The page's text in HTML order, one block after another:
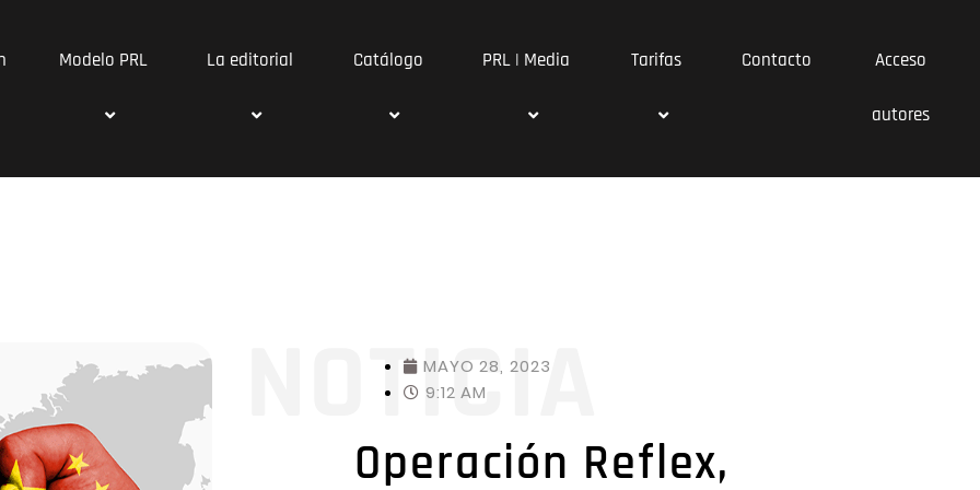
Modelo PRL La editorial Catálogo PRL | Media Tarifas Contacto Acceso
autores
NOTICIA
MAYO 28, 2023
9:12 AM
Operación Reflex,